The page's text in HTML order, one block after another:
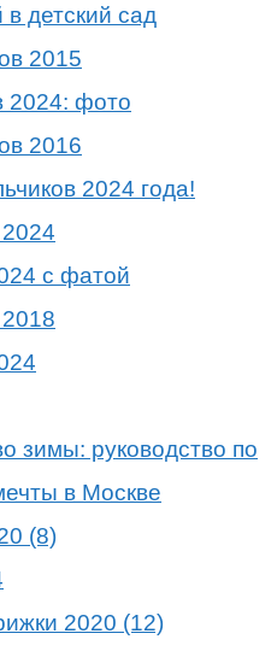
детский сад
2024: фото
2024 года!
с фатой
зимы: руководство по
в Москве